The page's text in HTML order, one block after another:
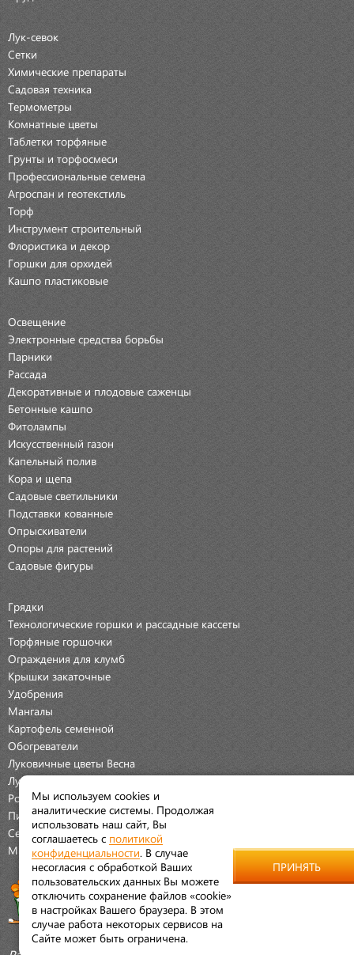
Лук-севок
Сетки
Химические препараты
Садовая техника
Термометры
Комнатные цветы
Таблетки торфяные
Грунты и торфосмеси
Профессиональные семена
Агроспан и геотекстиль
Торф
Инструмент строительный
Флористика и декор
Горшки для орхидей
Кашпо пластиковые
Освещение
Электронные средства борьбы
Парники
Рассада
Декоративные и плодовые саженцы
Бетонные кашпо
Фитолампы
Искусственный газон
Капельный полив
Кора и щепа
Садовые светильники
Подставки кованные
Опрыскиватели
Опоры для растений
Садовые фигуры
Грядки
Технологические горшки и рассадные кассеты
Торфяные горшочки
Ограждения для клумб
Крышки закаточные
Удобрения
Мангалы
Картофель семенной
Обогреватели
Луковичные цветы Весна
Луковичные цветы Осень
Розы
Пионы
Семена Овощей
Мраморная крошка
Мы используем cookies и
аналитические системы. Продолжая
использовать наш сайт, Вы
соглашаетесь с политикой
конфиденциальности . В случае
несогласия с обработкой Ваших
пользовательских данных Вы можете
отключить сохранение файлов «cookie»
в настройках Вашего браузера. В этом
случае работа некоторых сервисов на
Сайте может быть ограничена.
ПРИНЯТЬ